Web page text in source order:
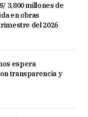
3,800 millones de
en obras
del 2026
espera
transparencia y